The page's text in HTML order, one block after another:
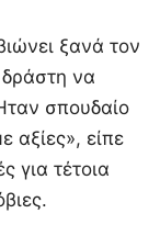
ξανά τον
να
σπουδαίο
αξίες», είπε
για τέτοια